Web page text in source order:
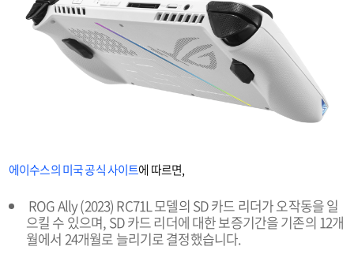
에이수스의 미국 공식 사이트에 따르면,
ROG Ally (2023) RC71L 모델의 SD 카드 리더가 오작동을 일
으킬 수 있으며, SD 카드 리더에 대한 보증기간을 기존의 12개
월에서 24개월로 늘리기로 결정했습니다.